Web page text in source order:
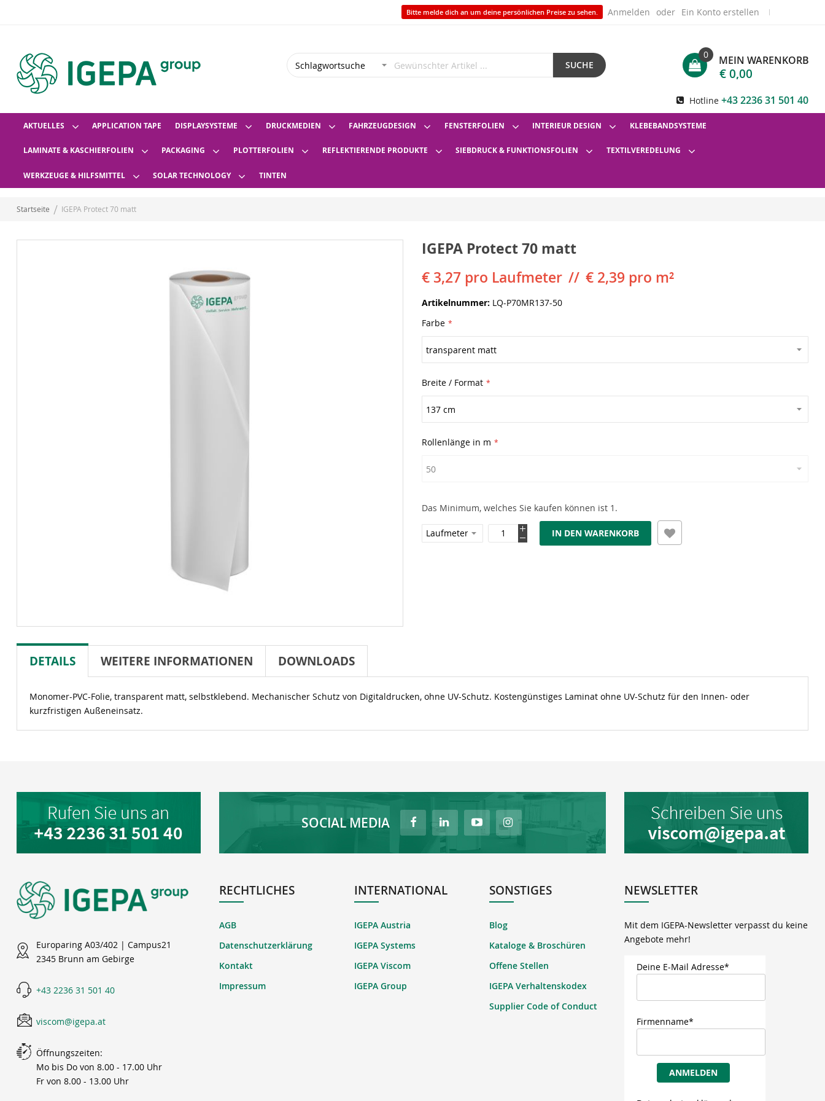
Bitte melde dich an um deine persönlichen Preise zu sehen. Anmelden Ein Konto erstellen
SUCHE MEIN WARENKORB
0
€ 0,00
Hotline +43 2236 31 501 40
AKTUELLES APPLICATION TAPE DISPLAYSYSTEME DRUCKMEDIEN FAHRZEUGDESIGN FENSTERFOLIEN INTERIEUR DESIGN KLEBEBANDSYSTEME
LAMINATE & KASCHIERFOLIEN PACKAGING PLOTTERFOLIEN REFLEKTIERENDE PRODUKTE SIEBDRUCK & FUNKTIONSFOLIEN TEXTILVEREDELUNG
WERKZEUGE & HILFSMITTEL SOLAR TECHNOLOGY TINTEN
Startseite IGEPA Protect 70 matt
IGEPA Protect 70 matt
€ 3,27 pro Laufmeter € 2,39 pro m²
Artikelnummer LQ-P70MR137-50
Farbe
Breite / Format
Rollenlänge in m
Das Minimum, welches Sie kaufen können ist 1.
IN DEN WARENKORB
DETAILS WEITERE INFORMATIONEN DOWNLOADS
Monomer-PVC-Folie, transparent matt, selbstklebend. Mechanischer Schutz von Digitaldrucken, ohne UV-Schutz. Kostengünstiges Laminat ohne UV-Schutz für den Innen- oder
kurzfristigen Außeneinsatz.
SOCIAL MEDIA
Europaring A03/402 | Campus21
2345 Brunn am Gebirge
+43 2236 31 501 40
viscom@igepa.at
Öffnungszeiten:
Mo bis Do von 8.00 - 17.00 Uhr
Fr von 8.00 - 13.00 Uhr
RECHTLICHES
AGB
Datenschutzerklärung
Kontakt
Impressum
INTERNATIONAL
IGEPA Austria
IGEPA Systems
IGEPA Viscom
IGEPA Group
SONSTIGES
Blog
Kataloge & Broschüren
Offene Stellen
IGEPA Verhaltenskodex
Supplier Code of Conduct
NEWSLETTER
Mit dem IGEPA-Newsletter verpasst du keine
Angebote mehr!
Deine E-Mail Adresse*
Firmenname*
ANMELDEN